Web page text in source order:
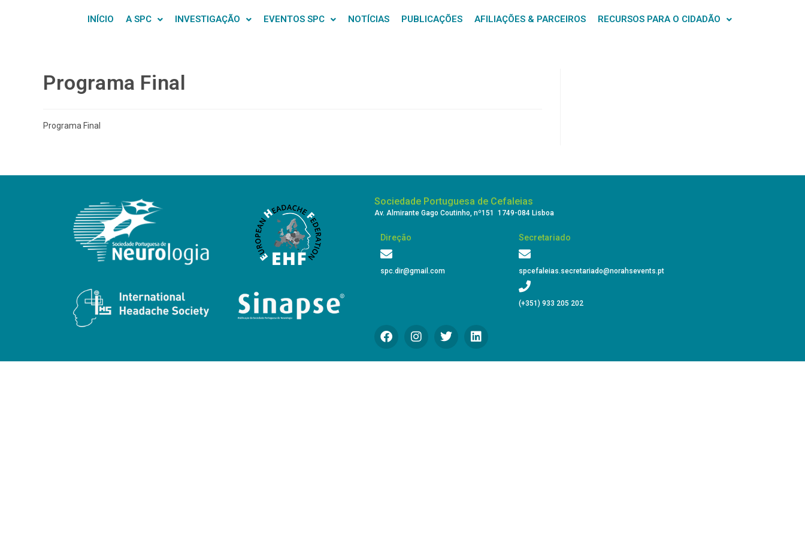
INÍCIO A SPC INVESTIGAÇÃO EVENTOS SPC NOTÍCIAS PUBLICAÇÕES AFILIAÇÕES & PARCEIROS RECURSOS PARA O CIDADÃO
Programa Final
Programa Final
Sociedade Portuguesa de Cefaleias
Av. Almirante Gago Coutinho, nº151 1749-084 Lisboa
Direção
spc.dir@gmail.com
Secretariado
spcefaleias.secretariado@norahsevents.pt
(+351) 933 205 202